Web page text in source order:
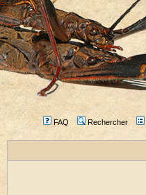
FAQ Rechercher